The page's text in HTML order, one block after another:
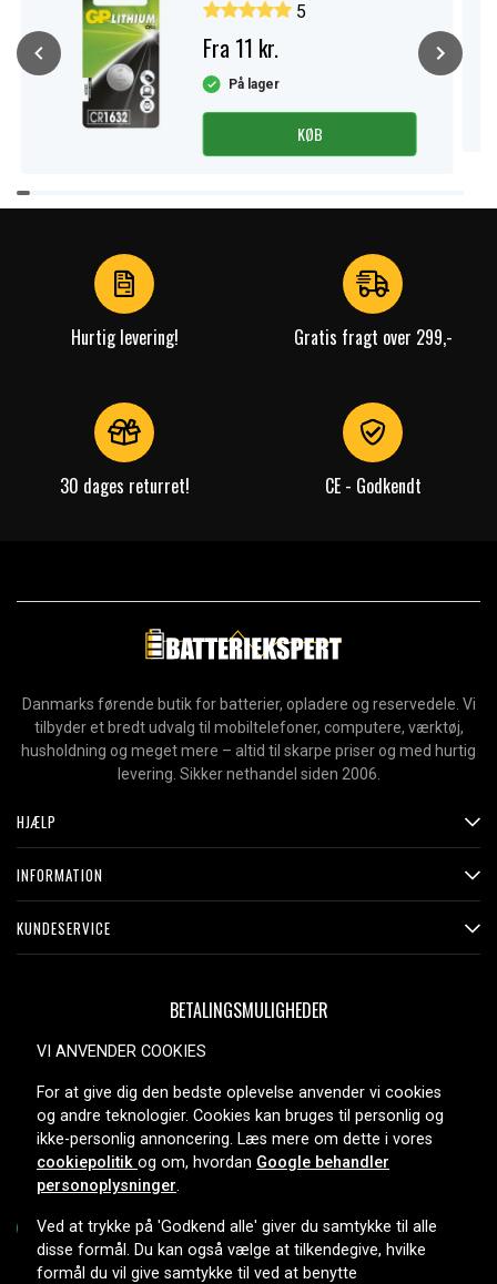
5
Fra 11 kr.
På lager
KØB
Item
1
Hurtig levering! Gratis fragt over 299,-
30 dages returret! CE - Godkendt
Danmarks førende butik for batterier, opladere og reservedele. Vi
tilbyder et bredt udvalg til mobiltelefoner, computere, værktøj,
husholdning og meget mere – altid til skarpe priser og med hurtig
levering. Sikker nethandel siden 2006.
HJÆLP
INFORMATION
KUNDESERVICE
BETALINGSMULIGHEDER
LEVERINGSMULIGHEDER
VI ANVENDER COOKIES
For at give dig den bedste oplevelse anvender vi cookies
og andre teknologier. Cookies kan bruges til personlig og
ikke-personlig annoncering. Læs mere om dette i vores
cookiepolitik og om, hvordan Google behandler
personoplysninger.
Ved at trykke på 'Godkend alle' giver du samtykke til alle
disse formål. Du kan også vælge at tilkendegive, hvilke
formål du vil give samtykke til ved at benytte